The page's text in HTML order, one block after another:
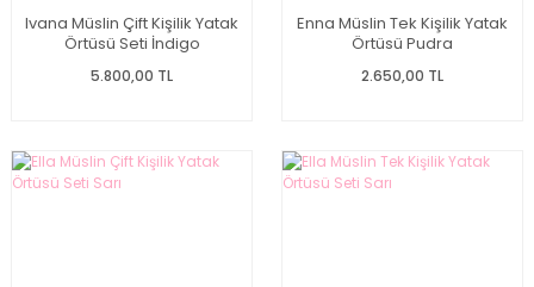
Ivana Müslin Çift Kişilik Yatak
Örtüsü Seti İndigo
5.800,00 TL
Enna Müslin Tek Kişilik Yatak
Örtüsü Pudra
2.650,00 TL